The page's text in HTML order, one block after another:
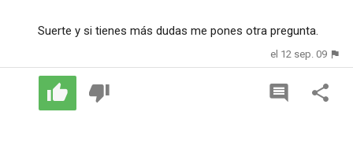
Suerte y si tienes más dudas me pones otra pregunta.
el 12 sep. 09